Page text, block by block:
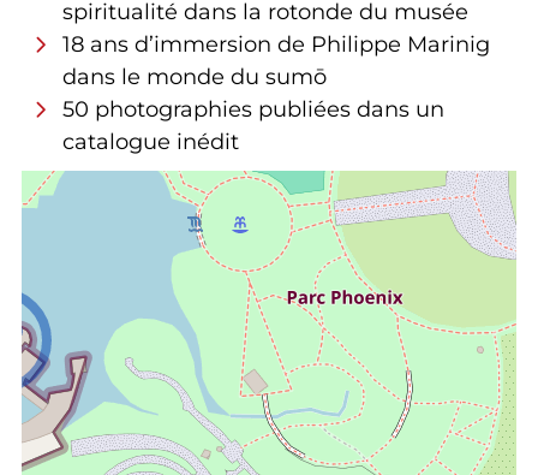
spiritualité dans la rotonde du musée
18 ans d’immersion de Philippe Marinig
dans le monde du sumō
50 photographies publiées dans un
catalogue inédit